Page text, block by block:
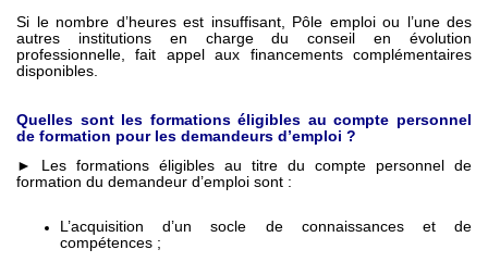
Si le nombre d’heures est insuffisant, Pôle emploi ou l’une des
autres institutions en charge du conseil en évolution
professionnelle, fait appel aux financements complémentaires
disponibles.
Quelles sont les formations éligibles au compte personnel
de formation pour les demandeurs d’emploi ?
► Les formations éligibles au titre du compte personnel de
formation du demandeur d’emploi sont :
L’acquisition d’un socle de connaissances et de
compétences ;